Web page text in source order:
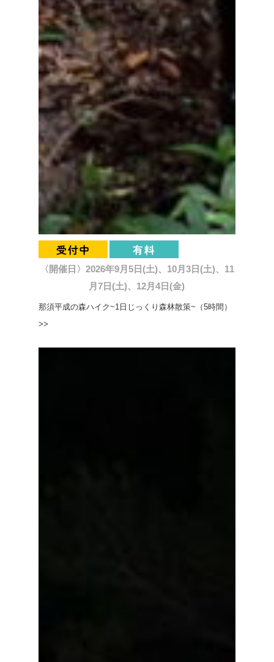
〈開催日〉2026年9月5日(土)、10月3日(土)、11
月7日(土)、12月4日(金)
那須平成の森ハイク~1日じっくり森林散策~（5時間）
>>